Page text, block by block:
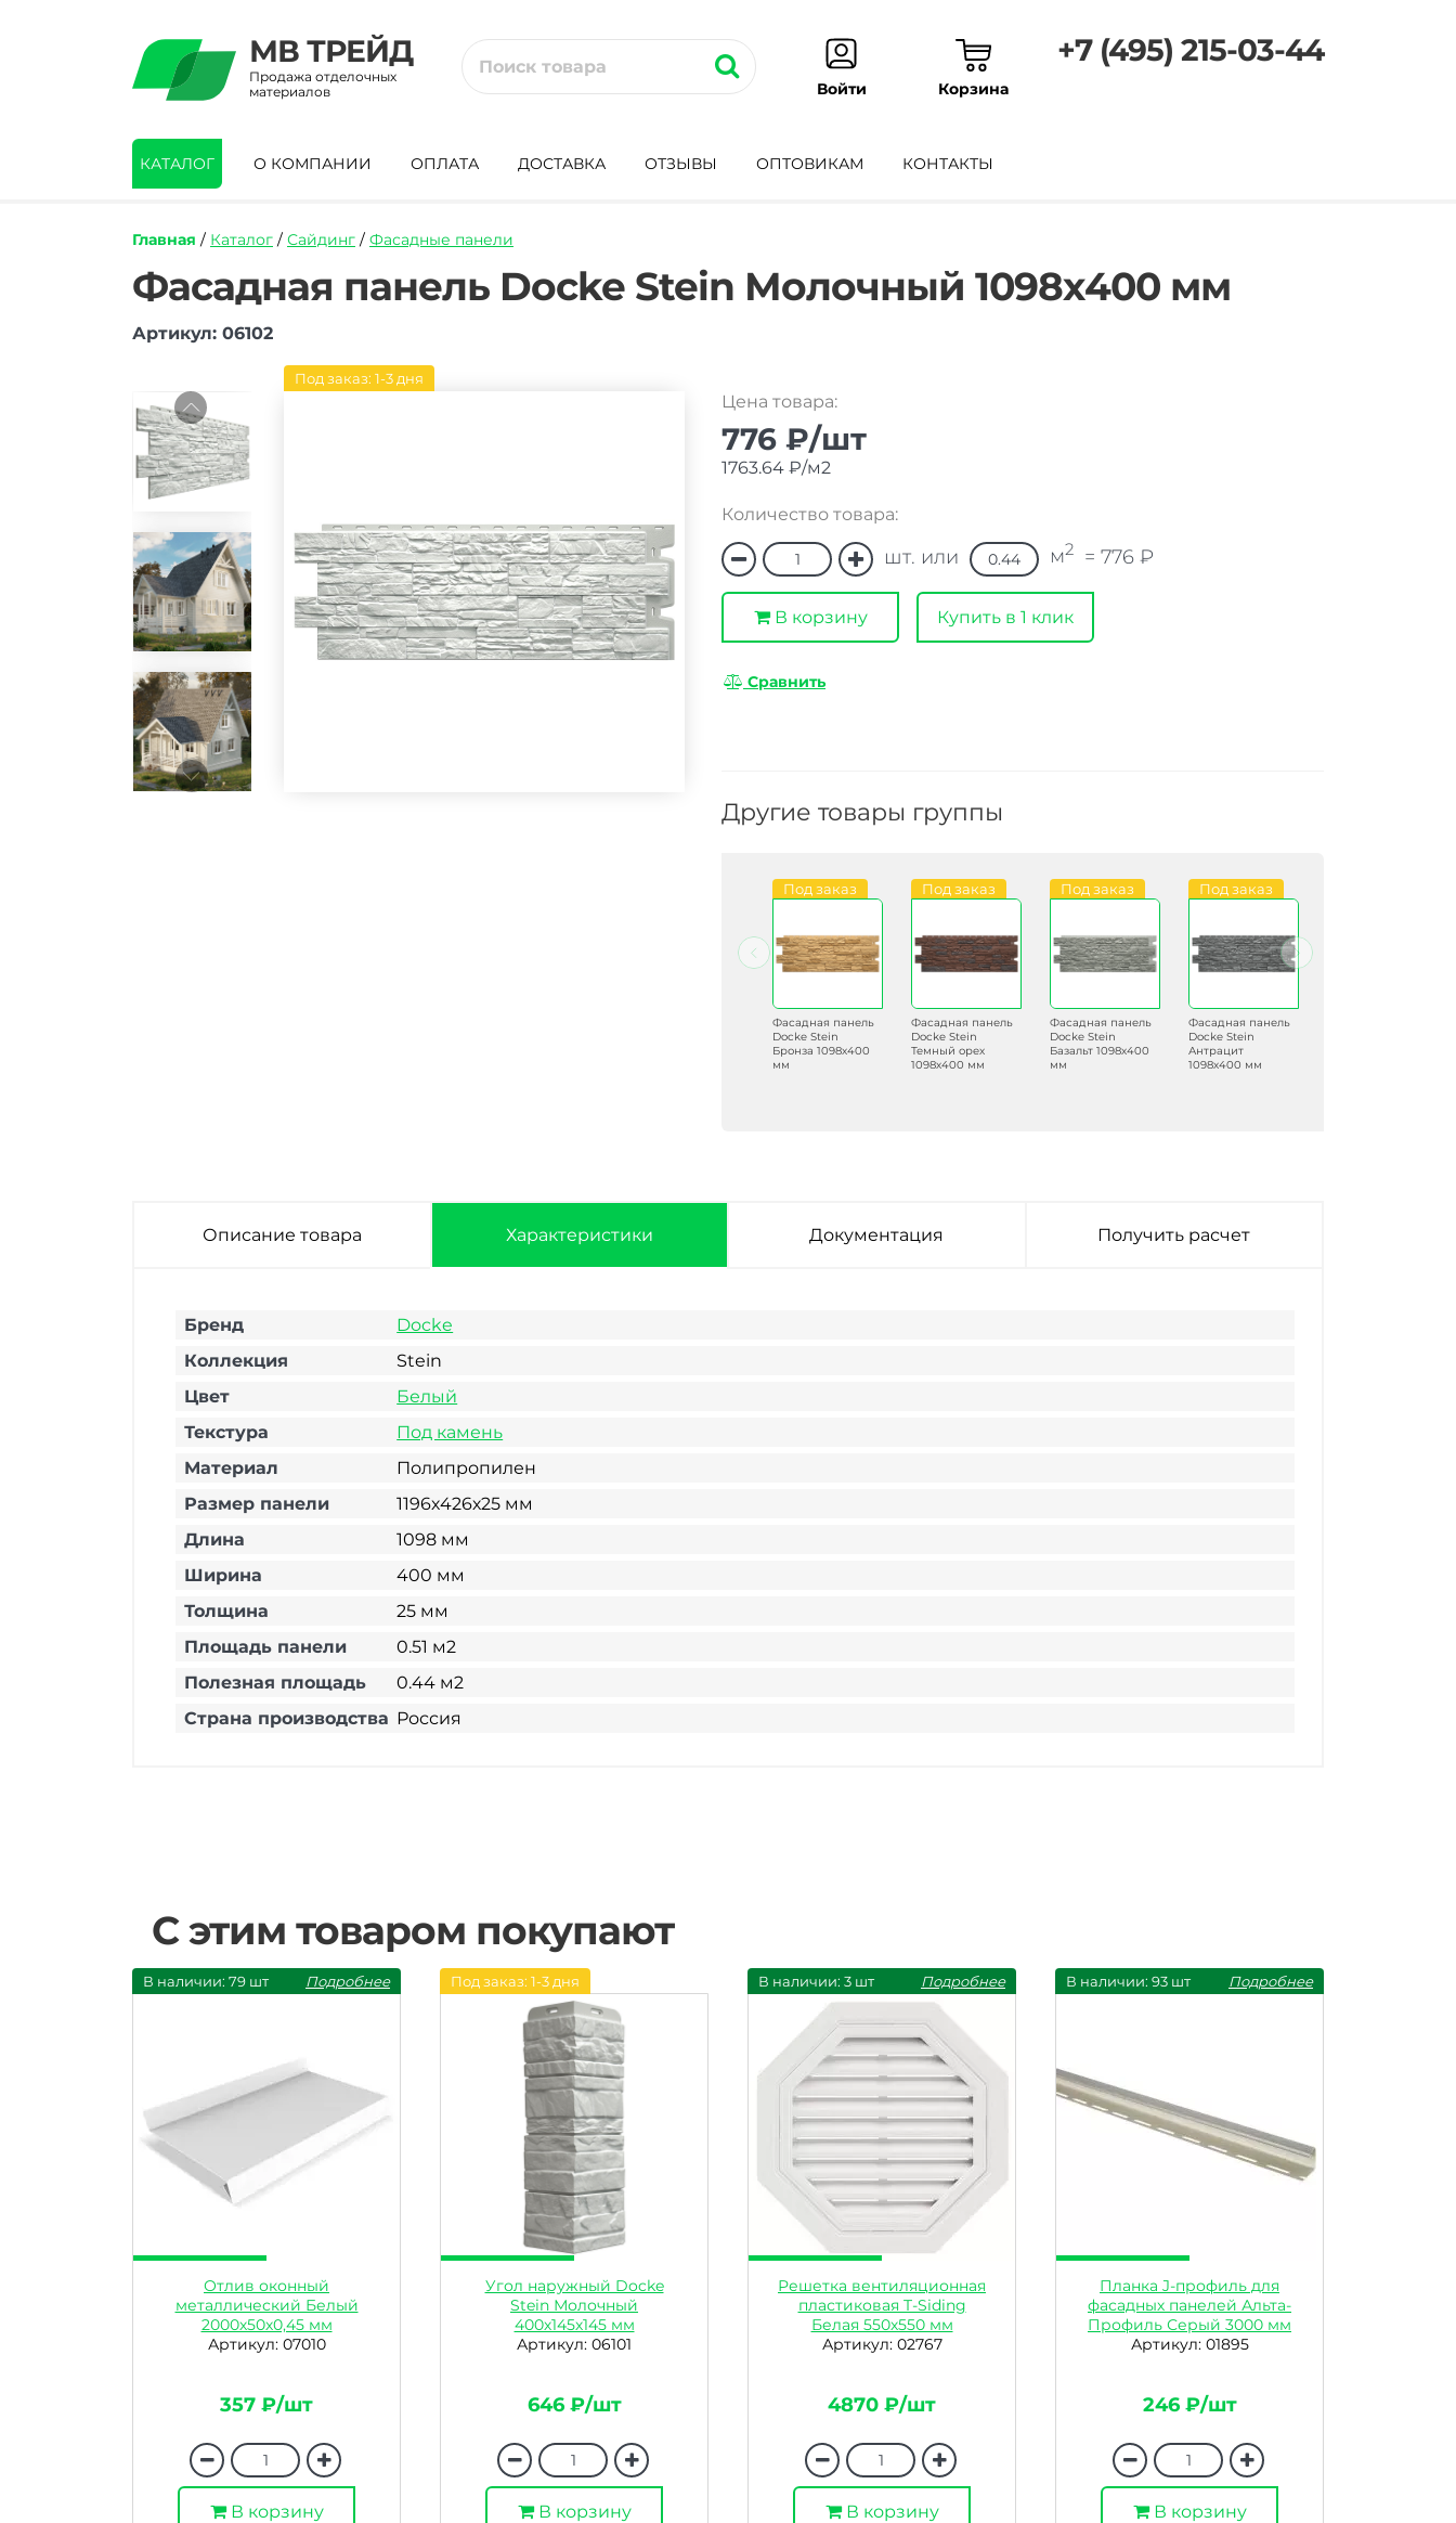
МВ ТРЕЙД
Продажа отделочных
материалов
Войти Корзина
+7 (495) 215-03-44
КАТАЛОГ О КОМПАНИИ ОПЛАТА ДОСТАВКА ОТЗЫВЫ ОПТОВИКАМ КОНТАКТЫ
Главная / Каталог / Сайдинг / Фасадные панели
https://mvtrade.ru/images/id/normal/fasadnaya-
panel-
stein-
Фасадная панель Docke Stein Молочный 1098х400 мм
Артикул: 06102
Под заказ: 1-3 дня
Цена товара:
776 ₽/шт
1763.64 ₽/м2
Количество товара:
шт. или м2 = 776 ₽
В корзину Купить в 1 клик
Сравнить
Другие товары группы
Под заказ
Фасадная панель
Docke Stein
Бронза 1098х400
мм
Под заказ
Фасадная панель
Docke Stein
Темный орех
1098х400 мм
Под заказ
Фасадная панель
Docke Stein
Базальт 1098х400
мм
Под заказ
Фасадная панель
Docke Stein
Антрацит
1098х400 мм
Описание товара Характеристики Документация Получить расчет
Бренд
Docke
Коллекция
Stein
Цвет
Белый
Текстура
Под камень
Материал
Полипропилен
Размер панели
1196х426х25 мм
Длина
1098 мм
Ширина
400 мм
Толщина
25 мм
Площадь панели
0.51 м2
Полезная площадь
0.44 м2
Страна производства Россия
С этим товаром покупают
В наличии: 79 шт Подробнее
Отлив оконный
металлический Белый
2000х50х0,45 мм
Артикул: 07010
357 ₽/шт
В корзину
Под заказ: 1-3 дня
Угол наружный Docke
Stein Молочный
400х145х145 мм
Артикул: 06101
646 ₽/шт
В корзину
В наличии: 3 шт Подробнее
Решетка вентиляционная
пластиковая T-Siding
Белая 550х550 мм
Артикул: 02767
4870 ₽/шт
В корзину
В наличии: 93 шт Подробнее
Планка J-профиль для
фасадных панелей Альта-
Профиль Серый 3000 мм
Артикул: 01895
246 ₽/шт
В корзину